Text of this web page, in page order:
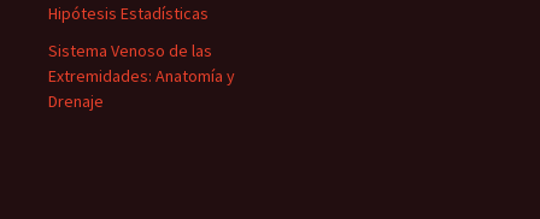
Hipótesis Estadísticas
Sistema Venoso de las
Extremidades: Anatomía y
Drenaje